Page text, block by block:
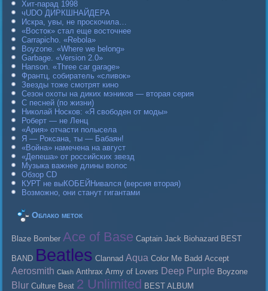
Хит-парад 1998
чUDO ДИРКШНАЙДЕРА
Искра, увы, не проскочила…
«Восток» стал еще восточнее
Carraрicho. «Rebola»
Boyzone. «Where we belong»
Garbage. «Version 2.0»
Hanson. «Three car garage»
Франтц, собиратель «сливок»
Звезды тоже смотрят кино
Сезон охоты на диких мэников — вторая серия
С песней (по жизни)
Николай Носков: «Я свободен от моды»
Роберт — не Ленц
«Ария» отчасти полысела
Я — Роксана, ты — Бабаян!
«Война» намечена на август
«Депеша» от российских звезд
Музыка важнее длины волос
Обзор CD
КУРТ не выКОБЕЙНивался (версия вторая)
Возможно, они станут гигантами
Облако меток
Blaze Bomber Ace of Base Caрtain Jack Biohazard BEST
BAND Beatles Clannad Aqua Color Me Badd Accept
Aerosmith Clash Anthrax Army of Lovers Deep Purple Boyzone
Blur Culture Beat 2 Unlimited BEST ALBUM